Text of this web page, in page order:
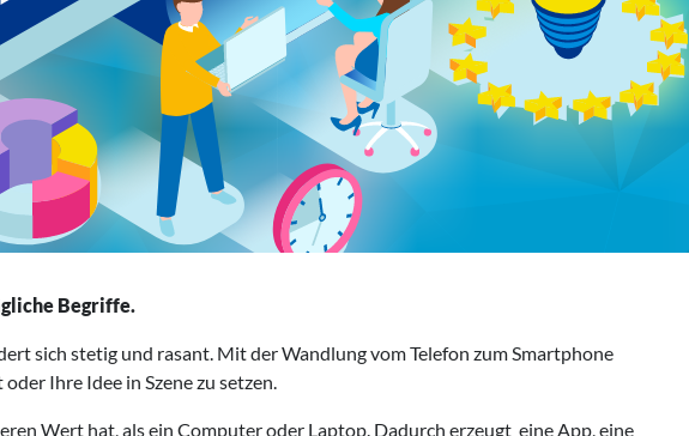
Begriffe.
sich stetig und rasant. Mit der Wandlung vom Telefon zum Smartphone
Ihre Idee in Szene zu setzen.
Wert hat, als ein Computer oder Laptop. Dadurch erzeugt eine App, eine